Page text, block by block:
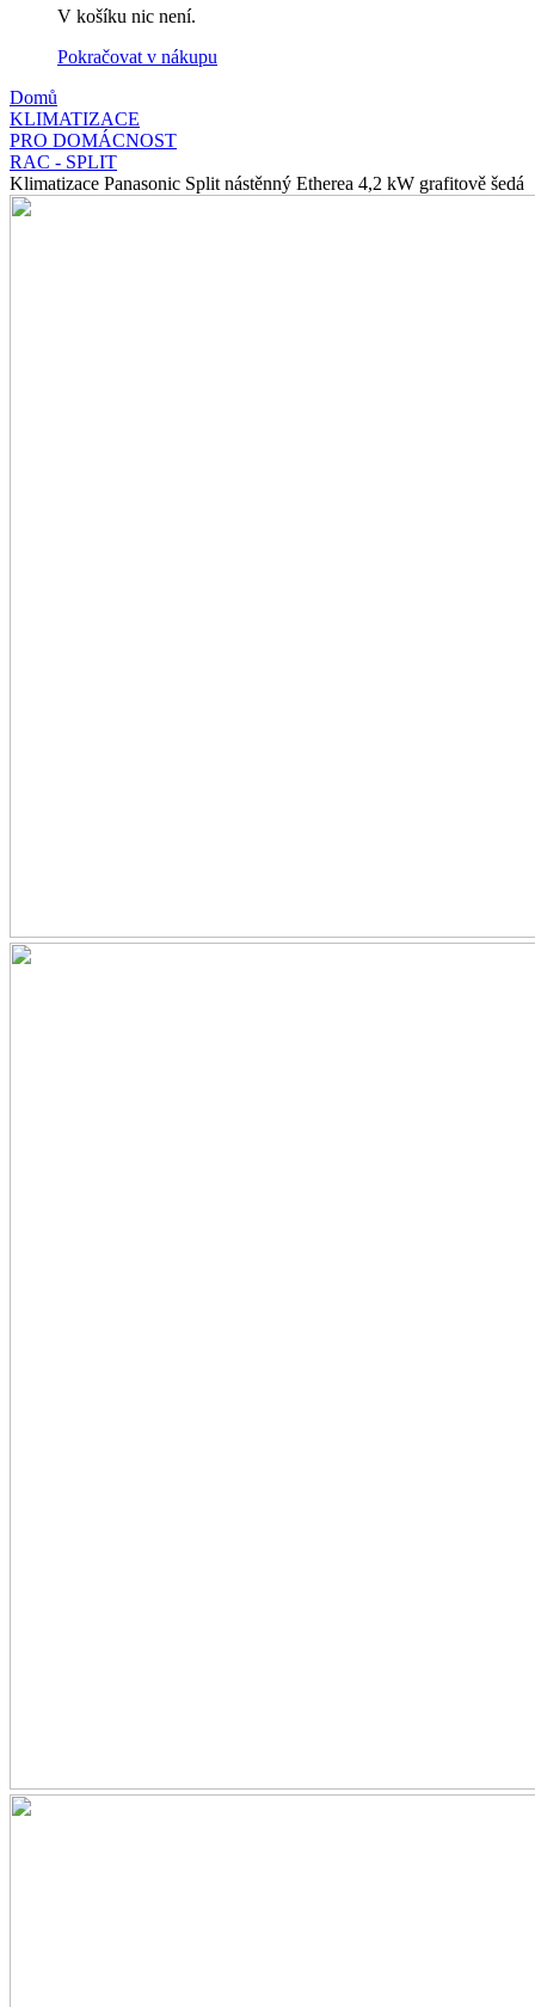
V košíku nic není.
Pokračovat v nákupu
Domů
KLIMATIZACE
PRO DOMÁCNOST
RAC - SPLIT
Klimatizace Panasonic Split nástěnný Etherea 4,2 kW grafitově šedá